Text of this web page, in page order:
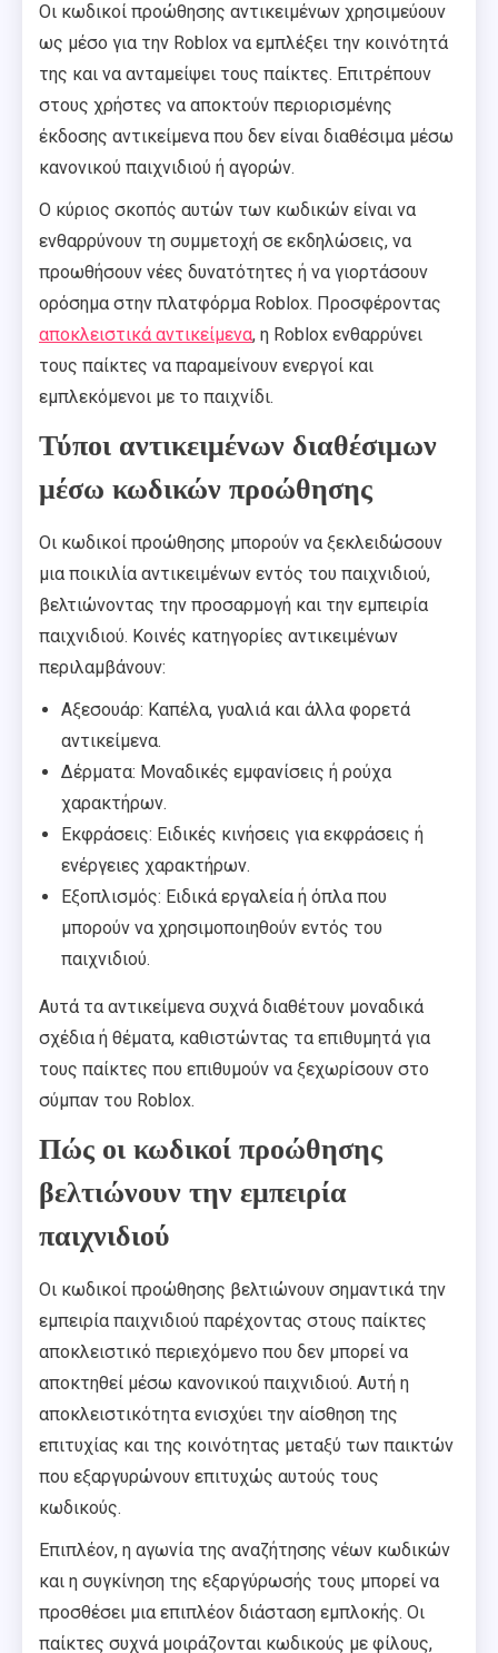
Οι κωδικοί προώθησης αντικειμένων χρησιμεύουν
ως μέσο για την Roblox να εμπλέξει την κοινότητά
της και να ανταμείψει τους παίκτες. Επιτρέπουν
στους χρήστες να αποκτούν περιορισμένης
έκδοσης αντικείμενα που δεν είναι διαθέσιμα μέσω
κανονικού παιχνιδιού ή αγορών.
Ο κύριος σκοπός αυτών των κωδικών είναι να
ενθαρρύνουν τη συμμετοχή σε εκδηλώσεις, να
προωθήσουν νέες δυνατότητες ή να γιορτάσουν
ορόσημα στην πλατφόρμα Roblox. Προσφέροντας
αποκλειστικά αντικείμενα, η Roblox ενθαρρύνει
τους παίκτες να παραμείνουν ενεργοί και
εμπλεκόμενοι με το παιχνίδι.
Τύποι αντικειμένων διαθέσιμων
μέσω κωδικών προώθησης
Οι κωδικοί προώθησης μπορούν να ξεκλειδώσουν
μια ποικιλία αντικειμένων εντός του παιχνιδιού,
βελτιώνοντας την προσαρμογή και την εμπειρία
παιχνιδιού. Κοινές κατηγορίες αντικειμένων
περιλαμβάνουν:
Αξεσουάρ: Καπέλα, γυαλιά και άλλα φορετά
αντικείμενα.
Δέρματα: Μοναδικές εμφανίσεις ή ρούχα
χαρακτήρων.
Εκφράσεις: Ειδικές κινήσεις για εκφράσεις ή
ενέργειες χαρακτήρων.
Εξοπλισμός: Ειδικά εργαλεία ή όπλα που
μπορούν να χρησιμοποιηθούν εντός του
παιχνιδιού.
Αυτά τα αντικείμενα συχνά διαθέτουν μοναδικά
σχέδια ή θέματα, καθιστώντας τα επιθυμητά για
τους παίκτες που επιθυμούν να ξεχωρίσουν στο
σύμπαν του Roblox.
Πώς οι κωδικοί προώθησης
βελτιώνουν την εμπειρία
παιχνιδιού
Οι κωδικοί προώθησης βελτιώνουν σημαντικά την
εμπειρία παιχνιδιού παρέχοντας στους παίκτες
αποκλειστικό περιεχόμενο που δεν μπορεί να
αποκτηθεί μέσω κανονικού παιχνιδιού. Αυτή η
αποκλειστικότητα ενισχύει την αίσθηση της
επιτυχίας και της κοινότητας μεταξύ των παικτών
που εξαργυρώνουν επιτυχώς αυτούς τους
κωδικούς.
Επιπλέον, η αγωνία της αναζήτησης νέων κωδικών
και η συγκίνηση της εξαργύρωσής τους μπορεί να
προσθέσει μια επιπλέον διάσταση εμπλοκής. Οι
παίκτες συχνά μοιράζονται κωδικούς με φίλους,